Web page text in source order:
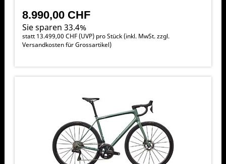
8.990,00 CHF
Sie sparen 33.4%
statt 13.499,00 CHF(UVP) pro Stück (inkl. MwSt. zzgl.
Versandkosten für Grossartikel)